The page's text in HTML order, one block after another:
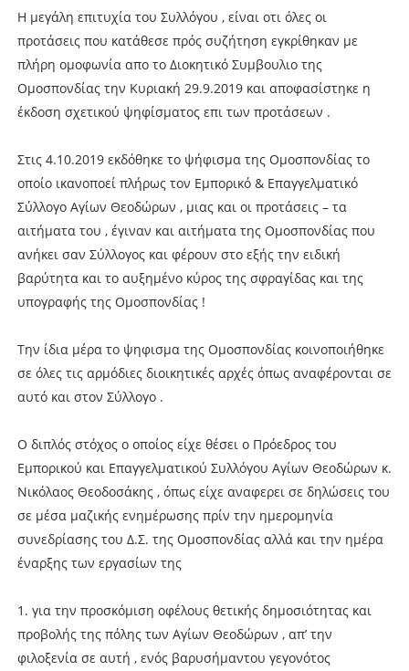
Η μεγάλη επιτυχία του Συλλόγου , είναι οτι όλες οι
προτάσεις που κατάθεσε πρός συζήτηση εγκρίθηκαν με
πλήρη ομοφωνία απο το Διοκητικό Συμβουλιο της
Ομοσπονδίας την Κυριακή 29.9.2019 και αποφασίστηκε η
έκδοση σχετικού ψηφίσματος επι των προτάσεων .
Στις 4.10.2019 εκδόθηκε το ψήφισμα της Ομοσπονδίας το
οποίο ικανοποεί πλήρως τον Εμπορικό & Επαγγελματικό
Σύλλογο Αγίων Θεοδώρων , μιας και οι προτάσεις – τα
αιτήματα του , έγιναν και αιτήματα της Ομοσπονδίας που
ανήκει σαν Σύλλογος και φέρουν στο εξής την ειδική
βαρύτητα και το αυξημένο κύρος της σφραγίδας και της
υπογραφής της Ομοσπονδίας !
Την ίδια μέρα το ψηφισμα της Ομοσπονδίας κοινοποιήθηκε
σε όλες τις αρμόδιες διοικητικές αρχές όπως αναφέρονται σε
αυτό και στον Σύλλογο .
Ο διπλός στόχος ο οποίος είχε θέσει ο Πρόεδρος του
Εμπορικού και Επαγγελματικού Συλλόγου Αγίων Θεοδώρων κ.
Νικόλαος Θεοδοσάκης , όπως είχε αναφερει σε δηλώσεις του
σε μέσα μαζικής ενημέρωσης πρίν την ημερομηνία
συνεδρίασης του Δ.Σ. της Ομοσπονδίας αλλά και την ημέρα
έναρξης των εργασίων της
1. για την προσκόμιση οφέλους θετικής δημοσιότητας και
προβολής της πόλης των Αγίων Θεοδώρων , απ’ την
φιλοξενία σε αυτή , ενός βαρυσήμαντου γεγονότος